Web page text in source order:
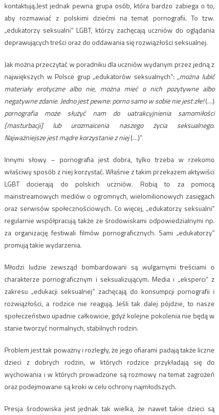
kontaktują.Jest jednak pewna grupa osób, która bardzo zabiega o to,
aby rozmawiać z polskimi dziećmi na temat pornografii. To tzw.
„edukatorzy seksualni” LGBT, którzy zachęcają uczniów do oglądania
deprawujących treści oraz do oddawania się rozwiązłości seksualnej.
Jak można przeczytać w poradniku dla uczniów wydanym przez jedną z
największych w Polsce grup „edukatorów seksualnych”: „można lubić
materiały erotyczne albo nie, można mieć o nich pozytywne albo
negatywne zdanie. Jedno jest pewne: porno samo w sobie nie jest złe!(…)
pornografia może służyć nam do uatrakcyjnienia samomiłości
[masturbacji] lub urozmaicenia naszego życia seksualnego.
Najważniejsze jest mądre korzystanie z niej(…)”
Innymi słowy – pornografia jest dobra, tylko trzeba w rzekomo
właściwy sposób z niej korzystać. Właśnie z takim przekazem aktywiści
LGBT docierają do polskich uczniów. Robią to za pomocą
mainstreamowych mediów o ogromnych, wielomilionowych zasięgach
oraz serwisów społecznościowych. Co więcej, „edukatorzy seksualni”
regularnie współpracują także ze środowiskami odpowiedzialnymi np.
za organizację festiwali filmów pornograficznych. Sami „edukatorzy”
promują takie wydarzenia.
Młodzi ludzie zewsząd bombardowani są wulgarnymi treściami o
charakterze pornograficznym i seksualizującym. Media i „eksperci” z
zakresu „edukacji seksualnej” zachęcają do konsumpcji pornografii i
rozwiązłości, a rodzice nie reagują. Jeśli tak dalej pójdzie, to nasze
społeczeństwo upadnie całkowicie, gdyż kolejne pokolenia nie będą w
stanie tworzyć normalnych, stabilnych rodzin.
Problem jest tak poważny i rozległy, że jego ofiarami padają także liczne
dzieci z dobrych rodzin, w których rodzice przykładają się do
wychowania i w których prowadzone są rozmowy na temat zagrożeń
oraz podejmowane są kroki w celu ochrony najmłodszych.
Presja środowiska jest jednak tak wielka, że nawet takie dzieci są